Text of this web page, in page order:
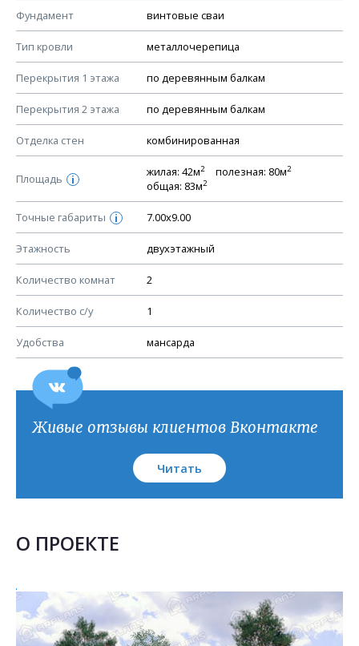
Фундамент винтовые сваи
Тип кровли металлочерепица
Перекрытия 1 этажа по деревянным балкам
Перекрытия 2 этажа по деревянным балкам
Отделка стен комбинированная
Площадь i
жилая: 42м2 полезная: 80м2
общая: 83м2
Точные габариты i 7.00х9.00
Этажность двухэтажный
Количество комнат 2
Количество с/у 1
Удобства мансарда
КОНСТРУКТИВНЫЕ РЕШЕНИЯ (КР)
Ведомость рабочих чертежей основного комплекта КР
План фундамента
Устройство фундамента, спецификация материалов
Планы перекрытий этажей, спецификация элементов
Устройство перекрытий
Устройство стен
Спецификация материалов стен
Схема расположения лаг чердака (если есть)
Схема расположения элементов стропил
Спецификация элементов стропил
Устройство стропильной системы
Узлы устройства кровли
План кровли
Живые отзывы клиентов Вконтакте
Читать
О ПРОЕКТЕ